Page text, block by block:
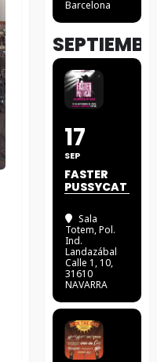
Barcelona
17
SEP
FASTER
PUSSYCAT
Sala
Totem, Pol.
Ind.
Landazábal
Calle 1, 10,
31610
NAVARRA